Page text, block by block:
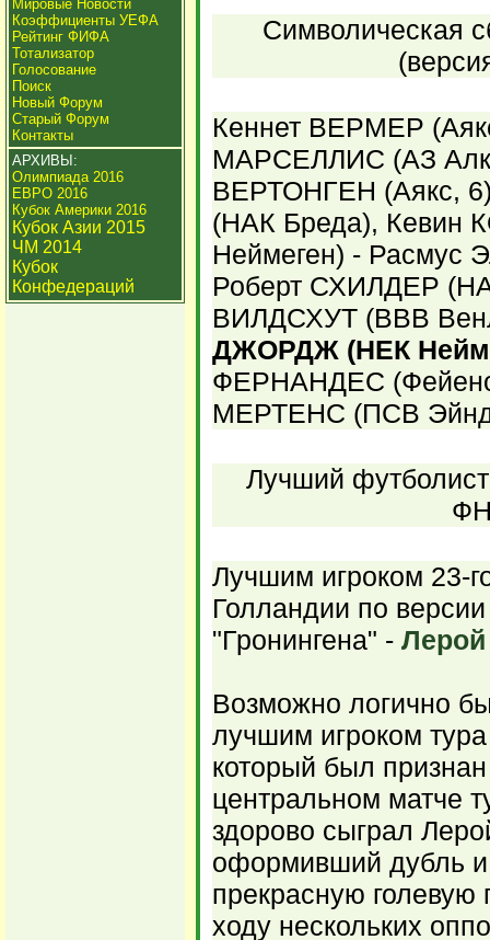
Мировые Новости
Коэффициенты УЕФА
Рейтинг ФИФА
Тотализатор
Голосование
Поиск
Новый Форум
Старый Форум
Контакты
АРХИВЫ:
Олимпиада 2016
ЕВРО 2016
Кубок Америки 2016
Кубок Азии 2015
ЧМ 2014
Кубок
Конфедераций
Символическая
Кеннет ВЕРМЕР
МАРСЕЛЛИС (АЗ
ВЕРТОНГЕН (Аякс,
(НАК Бреда), Кевин
Неймеген) - Расмус
Роберт СХИЛДЕР
ВИЛДСХУТ (ВВВ
ДЖОРДЖ (НЕК
ФЕРНАНДЕС
МЕРТЕНС (ПСВ
Лучший футболист
Лучшим игроком 23-
Голландии по
"Гронингена" -
Возможно логично
лучшим игроком
который был
центральном матче
здорово сыграл
оформивший дубль
прекрасную голевую
ходу нескольких